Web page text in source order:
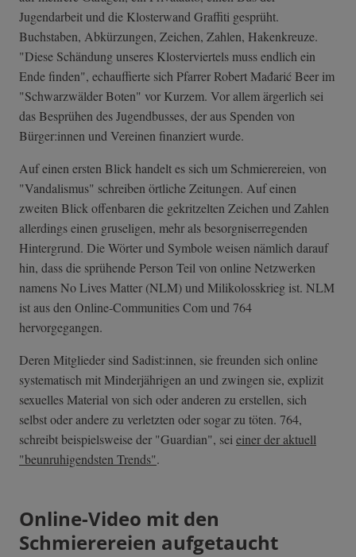
Jugendarbeit und die Klosterwand Graffiti gesprüht.
Buchstaben, Abkürzungen, Zeichen, Zahlen, Hakenkreuze.
"Diese Schändung unseres Klosterviertels muss endlich ein
Ende finden", echauffierte sich Pfarrer Robert Mađarić Beer im
"Schwarzwälder Boten" vor Kurzem. Vor allem ärgerlich sei
das Besprühen des Jugendbusses, der aus Spenden von
Bürger:innen und Vereinen finanziert wurde.
Auf einen ersten Blick handelt es sich um Schmierereien, von
"Vandalismus" schreiben örtliche Zeitungen. Auf einen
zweiten Blick offenbaren die gekritzelten Zeichen und Zahlen
allerdings einen gruseligen, mehr als besorgniserregenden
Hintergrund. Die Wörter und Symbole weisen nämlich darauf
hin, dass die sprühende Person Teil von online Netzwerken
namens No Lives Matter (NLM) und Milikolosskrieg ist. NLM
ist aus den Online-Communities Com und 764
hervorgegangen.
Deren Mitglieder sind Sadist:innen, sie freunden sich online
systematisch mit Minderjährigen an und zwingen sie, explizit
sexuelles Material von sich oder anderen zu erstellen, sich
selbst oder andere zu verletzten oder sogar zu töten. 764,
schreibt beispielsweise der "Guardian", seieiner der aktuell
"beunruhigendsten Trends".
Online-Video mit den
Schmierereien aufgetaucht